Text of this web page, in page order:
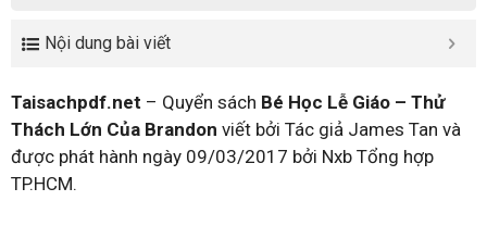
Nội dung bài viết
Taisachpdf.net – Quyển sách Bé Học Lễ Giáo – Thử
Thách Lớn Của Brandon viết bởi Tác giả James Tan và
được phát hành ngày 09/03/2017 bởi Nxb Tổng hợp
TP.HCM.